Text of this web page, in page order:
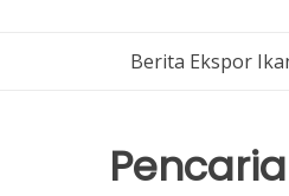
Berita Ekspor